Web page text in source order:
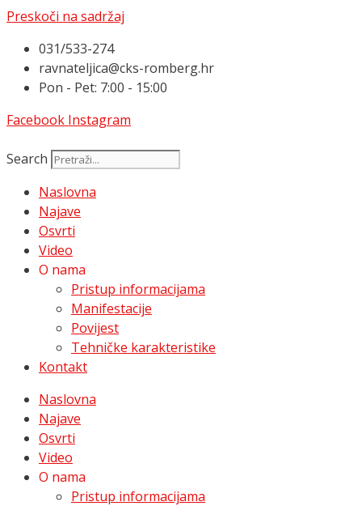
Preskoči na sadržaj
031/533-274
ravnateljica@cks-romberg.hr
Pon - Pet: 7:00 - 15:00
Facebook Instagram
Search
Naslovna
Najave
Osvrti
Video
O nama
Pristup informacijama
Manifestacije
Povijest
Tehničke karakteristike
Kontakt
Naslovna
Najave
Osvrti
Video
O nama
Pristup informacijama